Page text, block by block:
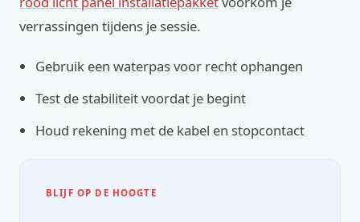
verrassingen tijdens je sessie.
Gebruik een waterpas voor recht ophangen
Test de stabiliteit voordat je begint
Houd rekening met de kabel en stopcontact
BLIJF OP DE HOOGTE